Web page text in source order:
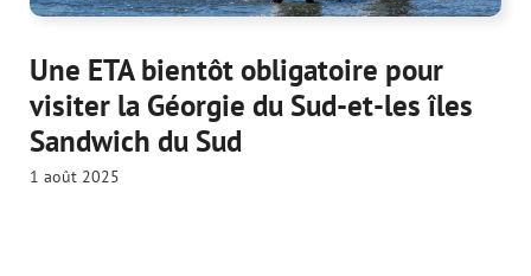
Une ETA bientôt obligatoire pour
visiter la Géorgie du Sud-et-les îles
Sandwich du Sud
1 août 2025